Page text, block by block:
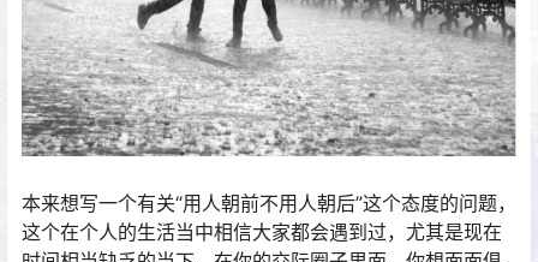
本来想写一个有关“用人朝前不用人朝后”这个态度的问题，
这个在个人的生活当中相信大家都会遇到过，尤其是现在